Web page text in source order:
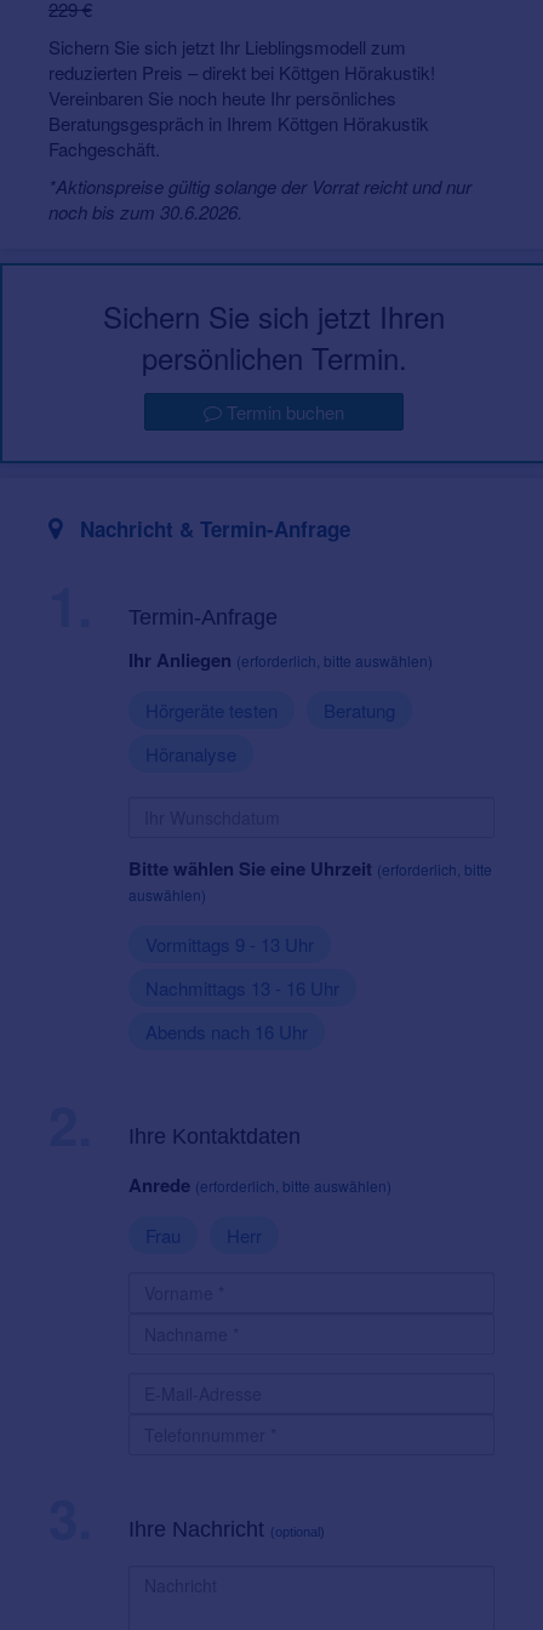
229 €
Sichern Sie sich jetzt Ihr Lieblingsmodell zum
reduzierten Preis – direkt bei Köttgen Hörakustik!
Vereinbaren Sie noch heute Ihr persönliches
Beratungsgespräch in Ihrem Köttgen Hörakustik
Fachgeschäft.
*Aktionspreise gültig solange der Vorrat reicht und nur
noch bis zum 30.6.2026.
Sichern Sie sich jetzt Ihren
persönlichen Termin.
Termin buchen
Nachricht & Termin-Anfrage
Termin-Anfrage
Ihr Anliegen (erforderlich, bitte auswählen)
Hörgeräte testen
Beratung
Höranalyse
Bitte wählen Sie eine Uhrzeit (erforderlich, bitte
auswählen)
Vormittags 9 - 13 Uhr
Nachmittags 13 - 16 Uhr
Abends nach 16 Uhr
Ihre Kontaktdaten
Anrede (erforderlich, bitte auswählen)
Frau Herr
Ihre Nachricht (optional)